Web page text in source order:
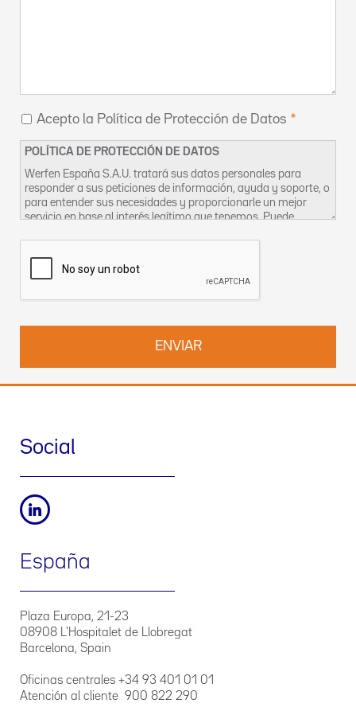
Acepto la Política de Protección de Datos
POLÍTICA DE PROTECCIÓN DE DATOS
Werfen España S.A.U. tratará sus datos personales para
responder a sus peticiones de información, ayuda y soporte, o
para entender sus necesidades y proporcionarle un mejor
servicio en base al interés legítimo que tenemos. Puede
Privacidad
es@werfen.com.
Social
España
Plaza Europa, 21-23
08908 L'Hospitalet de Llobregat
Barcelona, Spain
Oficinas centrales +34 93 401 01 01
Atención al cliente 900 822 290